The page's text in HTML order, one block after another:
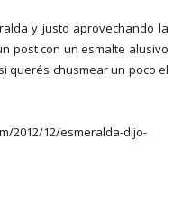
y justo aprovechando la
post con un esmalte alusivo
querés chusmear un poco el
2012/12/esmeralda-dijo-